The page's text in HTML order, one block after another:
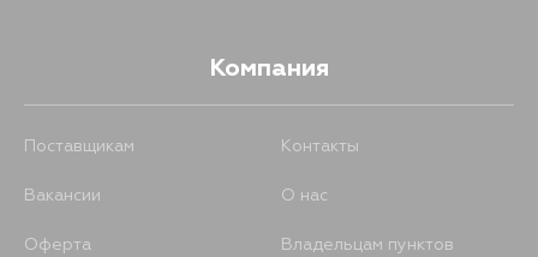
Компания
Поставщикам Контакты
Вакансии О нас
Оферта
Владельцам пунктов